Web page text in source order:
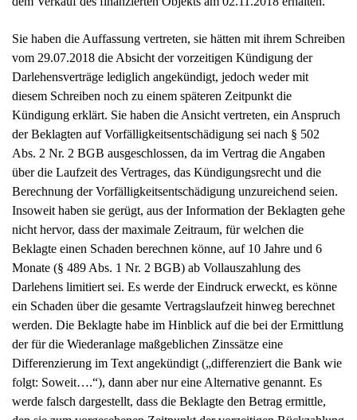
Abs. 2 Nr. 2 BGB ausgeschlossen, da im Vertrag die Angaben
Berechnung der Vorfälligkeitsentschädigung unzureichend seien.
Insoweit haben sie gerügt, aus der Information der Beklagten gehe
nicht hervor, dass der maximale Zeitraum, für welchen die
Beklagte einen Schaden berechnen könne, auf 10 Jahre und 6
Monate (§ 489 Abs. 1 Nr. 2 BGB) ab Vollauszahlung des
Darlehens limitiert sei. Es werde der Eindruck erweckt, es könne
ein Schaden über die gesamte Vertragslaufzeit hinweg berechnet
werden. Die Beklagte habe im Hinblick auf die bei der Ermittlung
der für die Wiederanlage maßgeblichen Zinssätze eine
Differenzierung im Text angekündigt („differenziert die Bank wie
folgt: Soweit….“), dann aber nur eine Alternative genannt. Es
werde falsch dargestellt, dass die Beklagte den Betrag ermittle,
den sie zum vorgesehenen Zeitpunkt der vorzeitigen Rückzahlung
anlegen müsse, damit der Bank der vereinbarte Betrag zum
vorgesehenen vertraglichen Fälligkeitstermin der jeweiligen
ausstehenden Rate zur Verfügung stehen würde. Stattdessen
müsse die Beklagte die hypothetische Wiederanlagerendite der
vorzeitig zurückgeflossenen Beträge errechnen. Mit der
Formulierung „mit der so ermittelten Vorfälligkeitsentschädigung
werden noch die Kosten der Bank für den zusätzlichen Aufwand